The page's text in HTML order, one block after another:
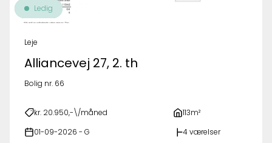
Ledig
Leje
Alliancevej 27, 2. th
Bolig nr. 66
kr. 20.950,-\/måned 113m²
01-09-2026 - G 4 værelser